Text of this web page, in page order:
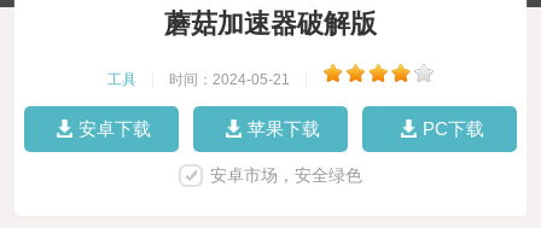
蘑菇加速器破解版
工具 时间：2024-05-21
安卓下载 苹果下载 PC下载
安卓市场，安全绿色